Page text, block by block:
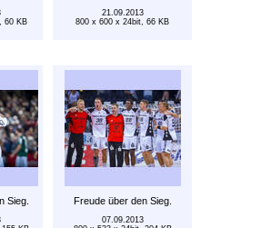
60 KB
21.09.2013
800 x 600 x 24bit, 66 KB
Sieg. Freude über den Sieg.
07.09.2013